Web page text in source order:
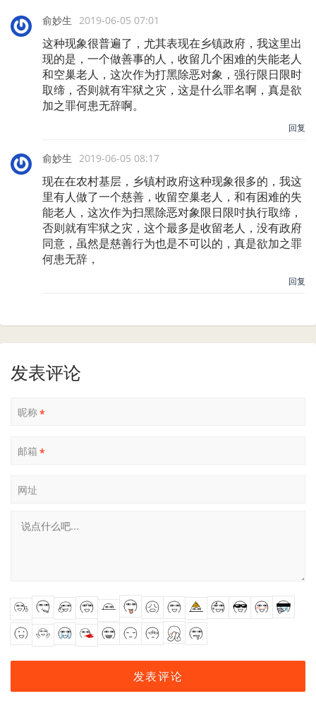
俞妙生 2019-06-05 07:01
这种现象很普遍了，尤其表现在乡镇政府，我这里出
现的是，一个做善事的人，收留几个困难的失能老人
和空巢老人，这次作为打黑除恶对象，强行限日限时
取缔，否则就有牢狱之灾，这是什么罪名啊，真是欲
加之罪何患无辞啊。
回复
俞妙生 2019-06-05 08:17
现在在农村基层，乡镇村政府这种现象很多的，我这
里有人做了一个慈善，收留空巢老人，和有困难的失
能老人，这次作为扫黑除恶对象限日限吋执行取缔，
否则就有牢狱之灾，这个最多是收留老人，没有政府
同意，虽然是慈善行为也是不可以的，真是欲加之罪
何患无辞，
回复
发表评论
昵称*
邮箱 *
网址